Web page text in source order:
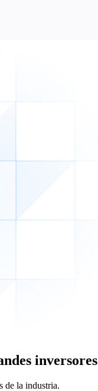
inversores
de la industria.